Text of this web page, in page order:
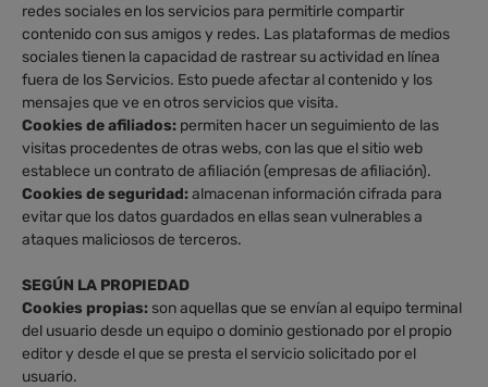
redes sociales en los servicios para permitirle compartir
contenido con sus amigos y redes. Las plataformas de medios
sociales tienen la capacidad de rastrear su actividad en línea
fuera de los Servicios. Esto puede afectar al contenido y los
mensajes que ve en otros servicios que visita.
Cookies de afiliados: permiten hacer un seguimiento de las
visitas procedentes de otras webs, con las que el sitio web
establece un contrato de afiliación (empresas de afiliación).
Cookies de seguridad:almacenan información cifrada para
evitar que los datos guardados en ellas sean vulnerables a
ataques maliciosos de terceros.
SEGÚN LA PROPIEDAD
Cookies propias:son aquellas que se envían al equipo terminal
del usuario desde un equipo o dominio gestionado por el propio
editor y desde el que se presta el servicio solicitado por el
usuario.